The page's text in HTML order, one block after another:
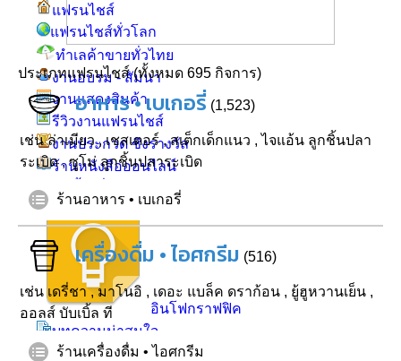
ประเภทแฟรนไชส์ (ทั้งหมด 695 กิจการ)
อาหาร • เบเกอรี่ (1,523)
เช่นล่าเมียว,เชสเตอร์,สเต็กเด็กแนว ,ไจแอ้น ลูกชิ้นปลา
ระเบิด,ซูโม่ ลูกชิ้นปลาระเบิด
ร้านอาหาร • เบเกอรี่
เครื่องดื่ม • ไอศกรีม (516)
เช่น เดรี่ชา,มาโนอิ , เดอะ แบล็ค ดราก้อน , ยู้ฮูหวานเย็น ,
ออลส์ บับเบิ้ล ที
ร้านเครื่องดื่ม • ไอศกรีม
แฟรนไชส์
แฟรนไชส์ทั่วโลก
ทำเลค้าขายทั่วไทย
งานอบรม - สัมนา
งานแสดงสินค้า
รีวิวงานแฟรนไชส์
งานประกวด ชิงรางวัล
ร้านหนังสือออนไลน์
อินโฟกราฟฟิค
บทความน่าสนใจ
ดาวน์โหลด